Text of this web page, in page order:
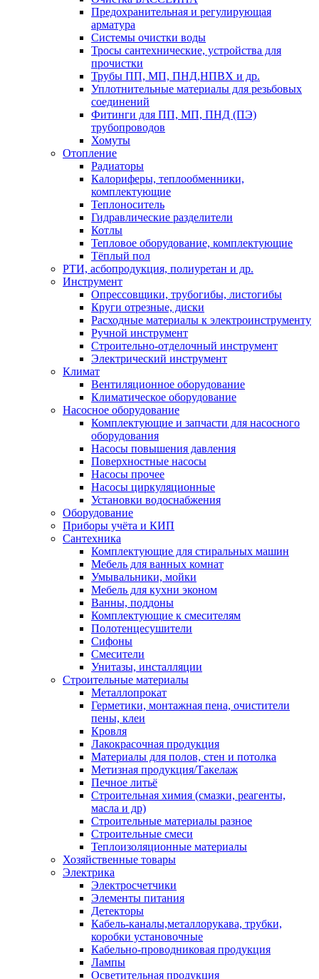
Предохранительная и регулирующая
арматура
Системы очистки воды
Тросы сантехнические, устройства для
прочистки
Трубы ПП, МП, ПНД,НПВХ и др.
Уплотнительные материалы для резьбовых
соединений
Фитинги для ПП, МП, ПНД (ПЭ)
трубопроводов
Хомуты
Отопление
Радиаторы
Калориферы, теплообменники,
комплектующие
Теплоноситель
Гидравлические разделители
Котлы
Тепловое оборудование, комплектующие
Тёплый пол
РТИ, асбопродукция, полиуретан и др.
Инструмент
Опрессовщики, трубогибы, листогибы
Круги отрезные, диски
Расходные материалы к электроинструменту
Ручной инструмент
Строительно-отделочный инструмент
Электрический инструмент
Климат
Вентиляционное оборудование
Климатическое оборудование
Насосное оборудование
Комплектующие и запчасти для насосного
оборудования
Насосы повышения давления
Поверхностные насосы
Насосы прочее
Насосы циркуляционные
Установки водоснабжения
Оборудование
Приборы учёта и КИП
Сантехника
Комплектующие для стиральных машин
Мебель для ванных комнат
Умывальники, мойки
Мебель для кухни эконом
Ванны, поддоны
Комплектующие к смесителям
Полотенцесушители
Сифоны
Смесители
Унитазы, инсталляции
Строительные материалы
Металлопрокат
Герметики, монтажная пена, очистители
пены, клеи
Кровля
Лакокрасочная продукция
Материалы для полов, стен и потолка
Метизная продукция/Такелаж
Печное литьё
Строительная химия (смазки, реагенты,
масла и др)
Строительные материалы разное
Строительные смеси
Теплоизоляционные материалы
Хозяйственные товары
Электрика
Электросчетчики
Элементы питания
Детекторы
Кабель-каналы,металлорукава, трубки,
коробки установочные
Кабельно-проводниковая продукция
Лампы
Осветительная продукция